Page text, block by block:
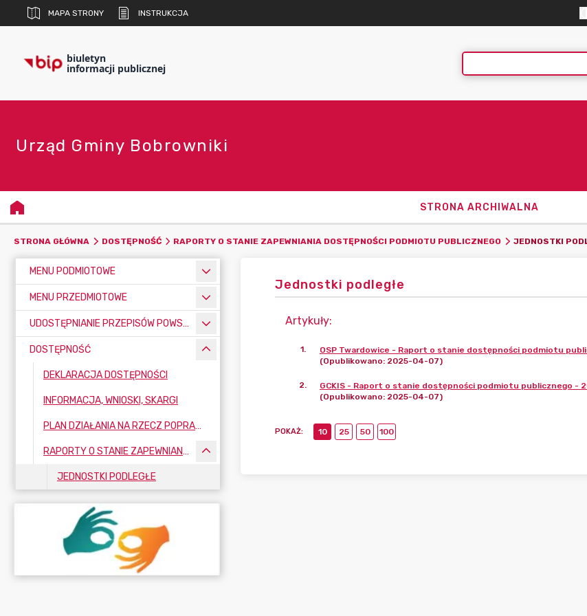
MAPA STRONY INSTRUKCJA
biuletyn
informacji publicznej
Urząd Gminy Bobrowniki
STRONA ARCHIWALNA
STRONA GŁÓWNA DOSTĘPNOŚĆ RAPORTY O STANIE ZAPEWNIANIA DOSTĘPNOŚCI PODMIOTU PUBLICZNEGO JEDNOSTKI
MENU PODMIOTOWE
MENU PRZEDMIOTOWE
UDOSTĘPNIANIE PRZEPISÓW POWSZECHNIE OBOWIĄZUJĄCYCH
DOSTĘPNOŚĆ
DEKLARACJA DOSTĘPNOŚCI
INFORMACJA, WNIOSKI, SKARGI
PLAN DZIAŁANIA NA RZECZ POPRAWY ZAPEWNIENIA DOSTĘPNOŚCI OSOBOM ZE SZCZEGÓLNYMI POTRZEBAMI
RAPORTY O STANIE ZAPEWNIANIA DOSTĘPNOŚCI PODMIOTU PUBLICZNEGO
JEDNOSTKI PODLEGŁE
Jednostki podległe
Artykuły:
1.
OSP Twardowice - Raport o stanie dostępności podmiotu
(Opublikowano: 2025-04-07)
2.
GCKIS - Raport o stanie dostępności podmiotu publicznego -
(Opublikowano: 2025-04-07)
POKAŻ: 10 25 50 100